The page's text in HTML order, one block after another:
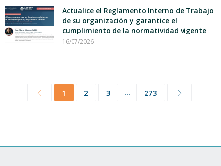
Actualice el Reglamento Interno de Trabajo
de su organización y garantice el
cumplimiento de la normatividad vigente
16/07/2026
1 2 3 ... 273